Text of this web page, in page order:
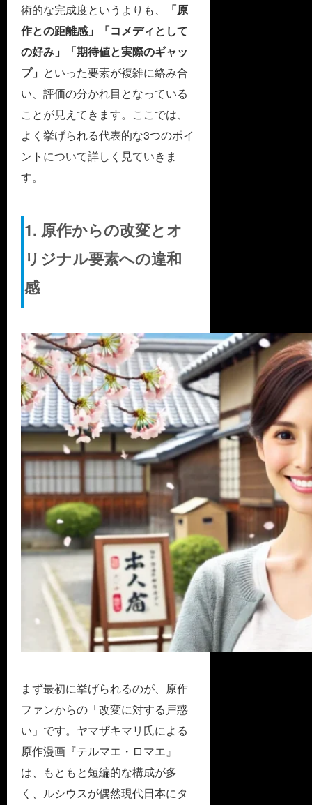
術的な完成度というよりも、
「原
作との距離感」「コメディとして
の好み」「期待値と実際のギャッ
プ」 といった要素が複雑に絡み合
い、評価の分かれ目となっている
ことが見えてきます。ここでは、
よく挙げられる代表的な3つのポイ
ントについて詳しく見ていきま
す。
1. 原作からの改変とオ
リジナル要素への違和
感
まず最初に挙げられるのが、原作
ファンからの「改変に対する戸惑
い」です。ヤマザキマリ氏による
原作漫画『テルマエ・ロマエ』
は、もともと短編的な構成が多
く、ルシウスが偶然現代日本にタ